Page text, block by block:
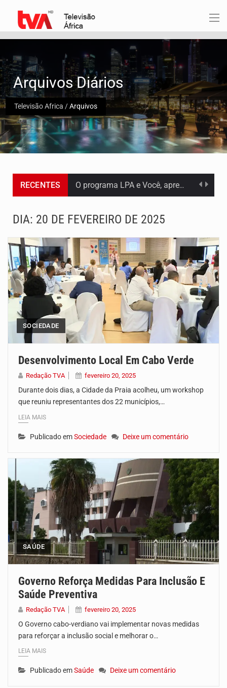
Televisão Africa /Arquivos
Arquivos Diários
RECENTES
Arrancou esta segunda-feira a formação do primeiro Programa de Treinamento em Epidemiologia de Campo de…
A Universidade de Cabo Verde passa a dispor de uma sala de apoio à amamentação.…
O programa LPA e Você, apresentado por Lilian Primo Albuquerque, o único programa de empreendedorismo…
Uma produção especial do Grupo de Mídia da China e da TVA. Venha conhecer o…
DIA: 20 DE FEVEREIRO DE 2025
SOCIEDADE
Desenvolvimento Local Em Cabo Verde
Redação TVA fevereiro 20, 2025
Durante dois dias, a Cidade da Praia acolheu, um workshop
que reuniu representantes dos 22 municípios,…
LEIA MAIS
Publicado emSociedade Deixe um comentário
SAÚDE
Governo Reforça Medidas Para Inclusão E
Saúde Preventiva
Redação TVA fevereiro 20, 2025
O Governo cabo-verdiano vai implementar novas medidas
para reforçar a inclusão social e melhorar o…
LEIA MAIS
Publicado emSaúde Deixe um comentário